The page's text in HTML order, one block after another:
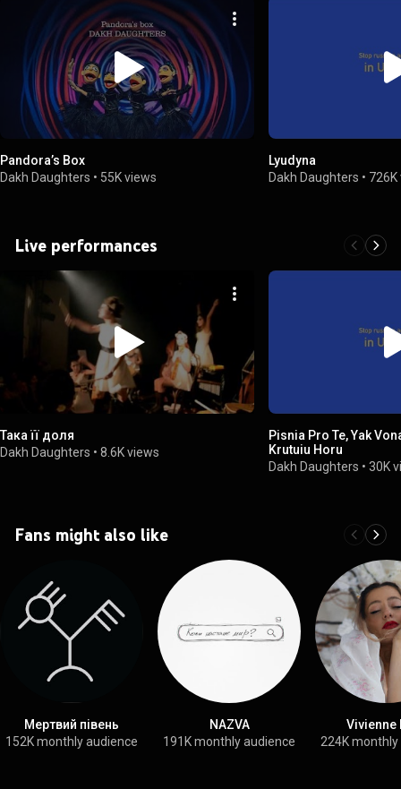
Pandora’s Box
Dakh Daughters • 55K views
Lyudyna
Dakh Daughters •
Live performances
Така її доля
Dakh Daughters • 8.6K views
Pisnia Pro Te, Yak
Krutuiu Horu
Dakh Daughters •30K
Fans might also like
Мертвий півень
152K monthly audience
NAZVA
191K monthly audience
Vivienne
224K